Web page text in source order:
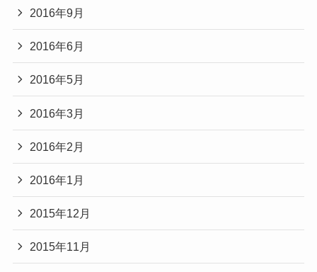
2016年9月
2016年6月
2016年5月
2016年3月
2016年2月
2016年1月
2015年12月
2015年11月